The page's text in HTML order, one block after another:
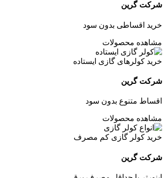
شرکت گرین
خرید اقساطی بدون سود
مشاهده محصولات
خرید کولرهای گازی ایستاده
شرکت گرین
اقساط متنوع بدون سود
مشاهده محصولات
خرید کولر گازی کم مصرف
شرکت گرین